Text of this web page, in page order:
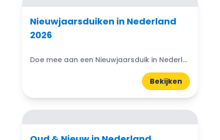
Nieuwjaarsduiken in Nederland
2026
Doe mee aan een Nieuwjaarsduik in Nederland 2026! Van Scheveningen tot Ameland: ontdek de leukste en bekendste plekken om fris het nieuwe jaar te beginnen.
Bekijken